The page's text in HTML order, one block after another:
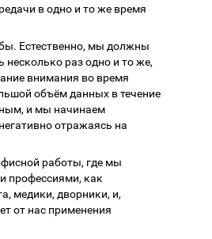
в одно и то же время
Естественно, мы должны
раз одно и то же,
внимания во время
объём данных в течение
и мы начинаем
отражаясь на
работы, где мы
профессиями, как
медики, дворники, и,
от нас применения